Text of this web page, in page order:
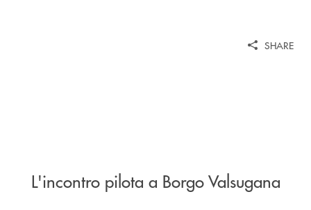
SHARE
L'incontro pilota a Borgo Valsugana